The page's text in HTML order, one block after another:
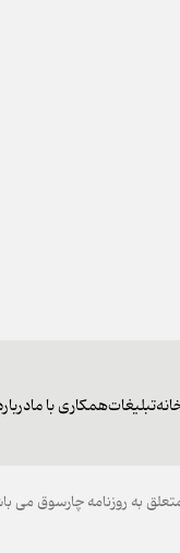
تبلیغاتهمکاری با ما
به روزنامه چارسوق می